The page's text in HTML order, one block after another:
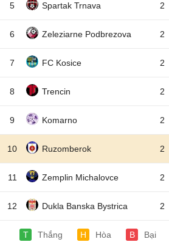
5 Spartak Trnava 2
6 Zeleziarne Podbrezova 2
7 FC Kosice 2
8 Trencin 2
9 Komarno 2
10 Ruzomberok 2
11 Zemplin Michalovce 2
12 Dukla Banska Bystrica 2
T Thắng H Hòa B Bại